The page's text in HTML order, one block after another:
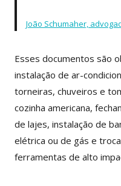
João Schumaher,
Esses documentos são
instalação de ar-
torneiras, chuveiros e
cozinha americana,
de lajes, instalação de
elétrica ou de gás e
ferramentas de alto